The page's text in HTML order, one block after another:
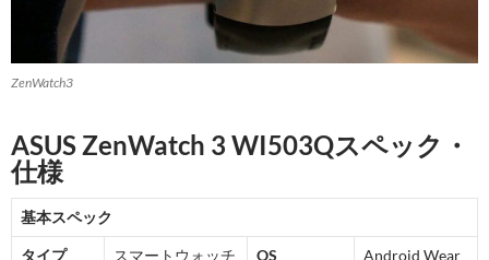
ZenWatch3
ASUS ZenWatch 3 WI503Qスペック・
仕様
基本スペック
タイプ スマートウォッチ OS Android Wear